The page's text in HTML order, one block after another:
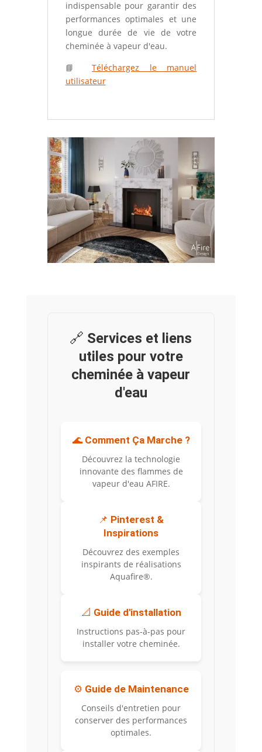
indispensable pour garantir des
performances optimales et une
longue durée de vie de votre
cheminée à vapeur d'eau.
📘 Téléchargez le manuel
utilisateur
🔗 Services et liens
utiles pour votre
cheminée à vapeur
d'eau
🌊 Comment Ça Marche ?
Découvrez la technologie
innovante des flammes de
vapeur d'eau AFIRE.
📌 Pinterest &
Inspirations
Découvrez des exemples
inspirants de réalisations
Aquafire®.
📐 Guide d'installation
Instructions pas-à-pas pour
installer votre cheminée.
⚙️ Guide de Maintenance
Conseils d'entretien pour
conserver des performances
optimales.